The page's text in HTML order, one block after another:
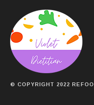
© COPYRIGHT 2022